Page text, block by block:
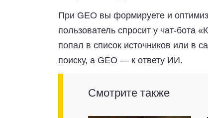
При GEO вы формируете и
пользователь спросит у чат-бота
попал в список источников или в
поиску, а GEO — к ответу ИИ.
Смотрите также